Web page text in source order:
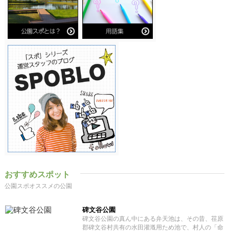
おすすめスポット
公園スポオススメの公園
碑文谷公園
碑文谷公園の真ん中にある弁天池は、その昔、荏原
郡碑文谷村共有の水田灌漑用ため池で、村人の「命